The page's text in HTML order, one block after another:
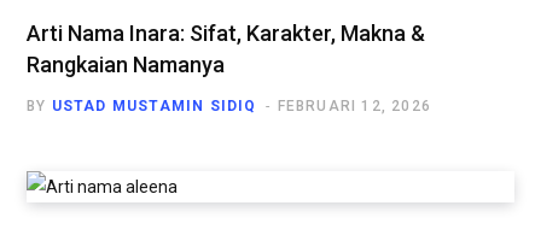
Arti Nama Inara: Sifat, Karakter, Makna &
Rangkaian Namanya
BY USTAD MUSTAMIN SIDIQ FEBRUARI 12, 2026